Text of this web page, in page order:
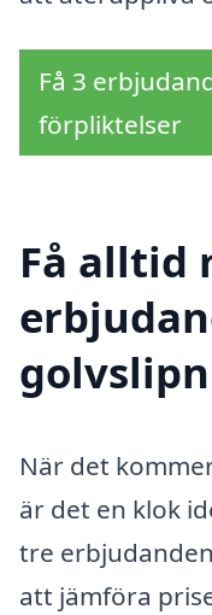
Få 3
förpliktelser
Få alltid
När det
är det en klok
tre
att jämföra